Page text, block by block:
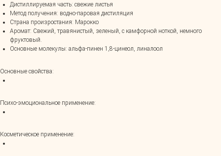
Дистиллируемая часть: свежие листья
Метод получения: водно-паровая дистиляция
Страна произростания: Марокко
Аромат: Свежий, травянистый, зеленый, с камфорной ноткой, немного
фруктовый.
Основные молекулы: альфа-пинен 1,8-цинеол, линалоол
Основные свойства:
Психо-эмоциональное применение:
Косметическое применение: